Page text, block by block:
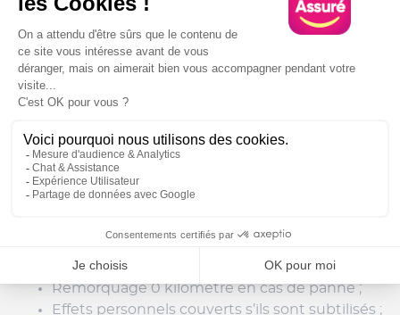
Hybride Rechargeable
Venant compléter les formules, certaines options
sont proposées :
garantie du préjudice corporel du conducteur;
Accompagnement juridique du conducteur,
qui permet notamment la prise en charge
d’un stage de récupération de points chaque
remorques de plus de 750 kg ;
Remorquage 0 kilomètre en cas de panne ;
Effets personnels couverts s’ils sont subtilisés ;